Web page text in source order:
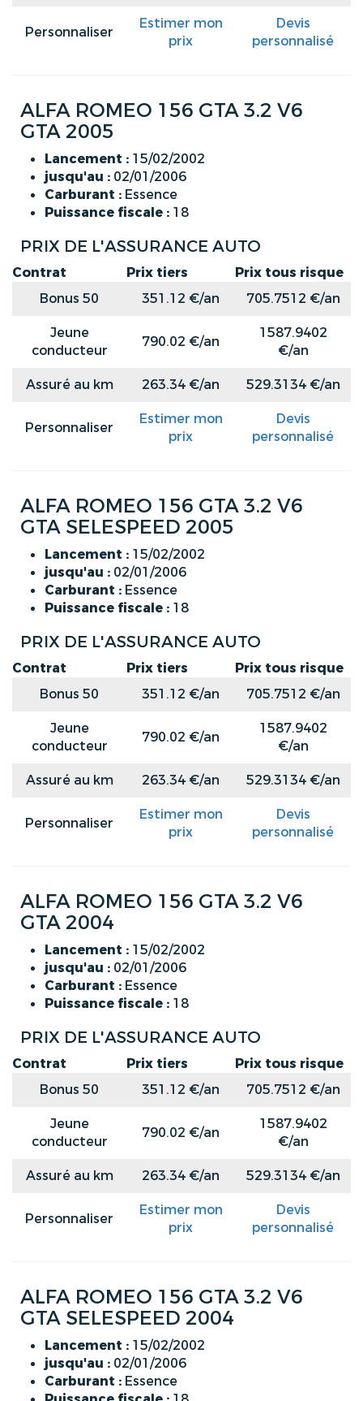
Personnaliser
Estimer mon
prix
Devis
personnalisé
ALFA ROMEO 156 GTA 3.2 V6
GTA 2005
Lancement : 15/02/2002
jusqu'au : 02/01/2006
Carburant : Essence
Puissance fiscale : 18
PRIX DE L'ASSURANCE AUTO
Contrat Prix tiers
Prix tous risque
Bonus 50
351.12 €/an
705.7512 €/an
Jeune
conducteur
790.02 €/an
1587.9402
€/an
Assuré au km
263.34 €/an 529.3134 €/an
Personnaliser
Estimer mon
prix
Devis
personnalisé
ALFA ROMEO 156 GTA 3.2 V6
GTA SELESPEED 2005
Lancement : 15/02/2002
jusqu'au : 02/01/2006
Carburant : Essence
Puissance fiscale : 18
PRIX DE L'ASSURANCE AUTO
Contrat Prix tiers
Prix tous risque
Bonus 50
351.12 €/an
705.7512 €/an
Jeune
conducteur
790.02 €/an
1587.9402
€/an
Assuré au km
263.34 €/an 529.3134 €/an
Personnaliser
Estimer mon
prix
Devis
personnalisé
ALFA ROMEO 156 GTA 3.2 V6
GTA 2004
Lancement : 15/02/2002
jusqu'au : 02/01/2006
Carburant : Essence
Puissance fiscale : 18
PRIX DE L'ASSURANCE AUTO
Contrat Prix tiers
Prix tous risque
Bonus 50
351.12 €/an
705.7512 €/an
Jeune
conducteur
790.02 €/an
1587.9402
€/an
Assuré au km
263.34 €/an 529.3134 €/an
Personnaliser
Estimer mon
prix
Devis
personnalisé
ALFA ROMEO 156 GTA 3.2 V6
GTA SELESPEED 2004
Lancement : 15/02/2002
jusqu'au : 02/01/2006
Carburant : Essence